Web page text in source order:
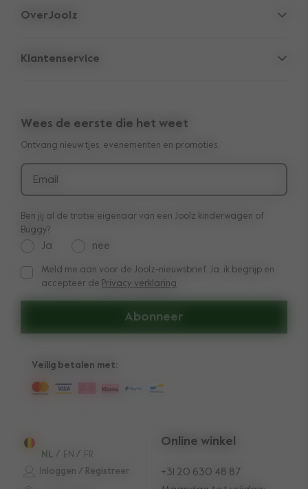
Accessoires
Onderdelen
Kinderwagen quiz
OverJoolz
Bedrijfsinformatie
Shop the look
Kinderwagen huren bij Tiny Library
Klantenservice
Handleidingen
Betaling & levering
Productterugroeping
Wees de eerste die het weet
Ontvang nieuwtjes, evenementen en promoties.
Email
Abonneer
Ben jij al de trotse eigenaar van een Joolz kinderwagen of
Buggy?
Ja nee
Meld me aan voor de Joolz-nieuwsbrief. Ja, ik begrijp en
Meld me aan voor de Joolz-nieuwsbrief. Ja, ik begrijp en
accepteer de Privacy verklaring
Inloggen / Registreer
EN
/
NL / FR
Online winkel
+31 20 630 48 87
Veilig betalen met: